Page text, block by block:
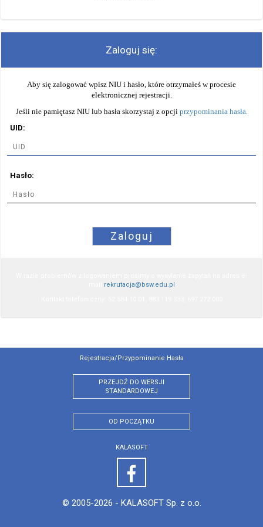
Zaloguj się:
Aby się zalogować wpisz NIU i hasło, które otrzymałeś w procesie
elektronicznej rejestracji.
Jeśli nie pamiętasz NIU lub hasła skorzystaj z opcji przypominania hasła.
UID:
Hasło:
Zaloguj
rekrutacja@bsw.edu.pl
Rejestracja/przypominanie Hasła
PRZEJDŹ DO WERSJI
STANDARDOWEJ
OD POCZĄTKU
KALASOFT
© 2005-2026 - KALASOFT Sp. z o.o.